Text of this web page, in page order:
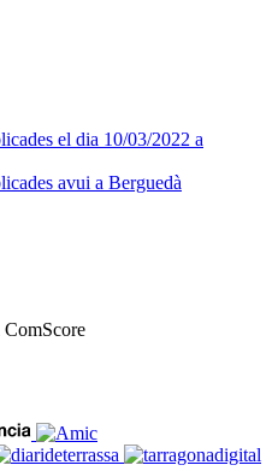
el dia 10/03/2022 a
avui a Berguedà